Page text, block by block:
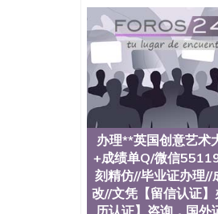
理QQ微信
有用吗QQ微信
硕士文凭办理QQ微信
外本科毕业证怎么
信551190476国外大
微信551190476办理
文凭可信吗QQ微信
551190476如何办理
（San Jose State
学之一，也是美西地
福尼亚州的著名综合
围，杰出的本科教育
百上千的海外学生前
育机构，并获誉为美
办理**英国创意艺术
+成绩单Q/微信
刻精仿//毕业证办理//
改//文凭【留信认证
历认证】咨询，国外